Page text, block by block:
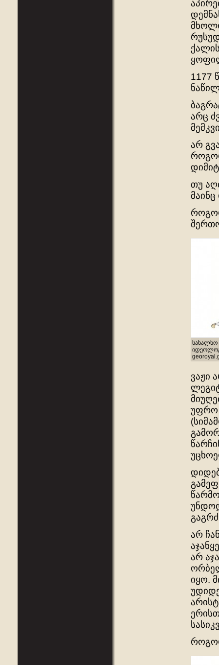
1177
არც
არ
თუ
სახალხო
ვაჟი
უფრო
არ
არ
იყო.